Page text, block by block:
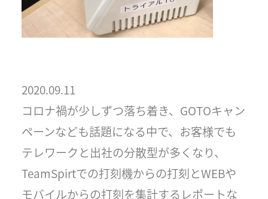
2020.09.11
コロナ禍が少しずつ落ち着き、GOTOキャン
ペーンなども話題になる中で、お客様でも
テレワークと出社の分散型が多くなり、
TeamSpirtでの打刻機からの打刻とWEBや
モバイルからの打刻を集計するレポートな